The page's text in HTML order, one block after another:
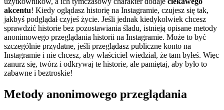
akcentu! Kiedy oglądasz historię na Instagramie, czujesz się tak,
jakbyś podglądał czyjeś życie. Jeśli jednak kiedykolwiek chcesz
sprawdzić historie bez pozostawiania śladu, istnieją opisane metody
anonimowego przeglądania historii na Instagramie. Może to być
szczególnie przydatne, jeśli przeglądasz publiczne konto na
Instagramie i nie chcesz, aby właściciel wiedział, że tam byłeś. Więc
zanurz się, twórz i odkrywaj te historie, ale pamiętaj, aby było to
zabawne i beztroskie!
Metody anonimowego przeglądania